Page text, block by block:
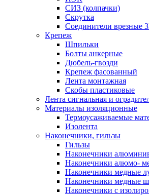
СИЗ (колпачки)
Скрутка
Соединители врезные
Крепеж
Шпильки
Болты анкерные
Дюбель-гвозди
Крепеж фасованный
Лента монтажная
Скобы пластиковые
Лента сигнальная и
Материалы изоляционные
Термоусаживаемые
Изолента
Наконечники, гильзы
Гильзы
Наконечники
Наконечники алюмо-
Наконечники медные
Наконечники медные
Наконечники с